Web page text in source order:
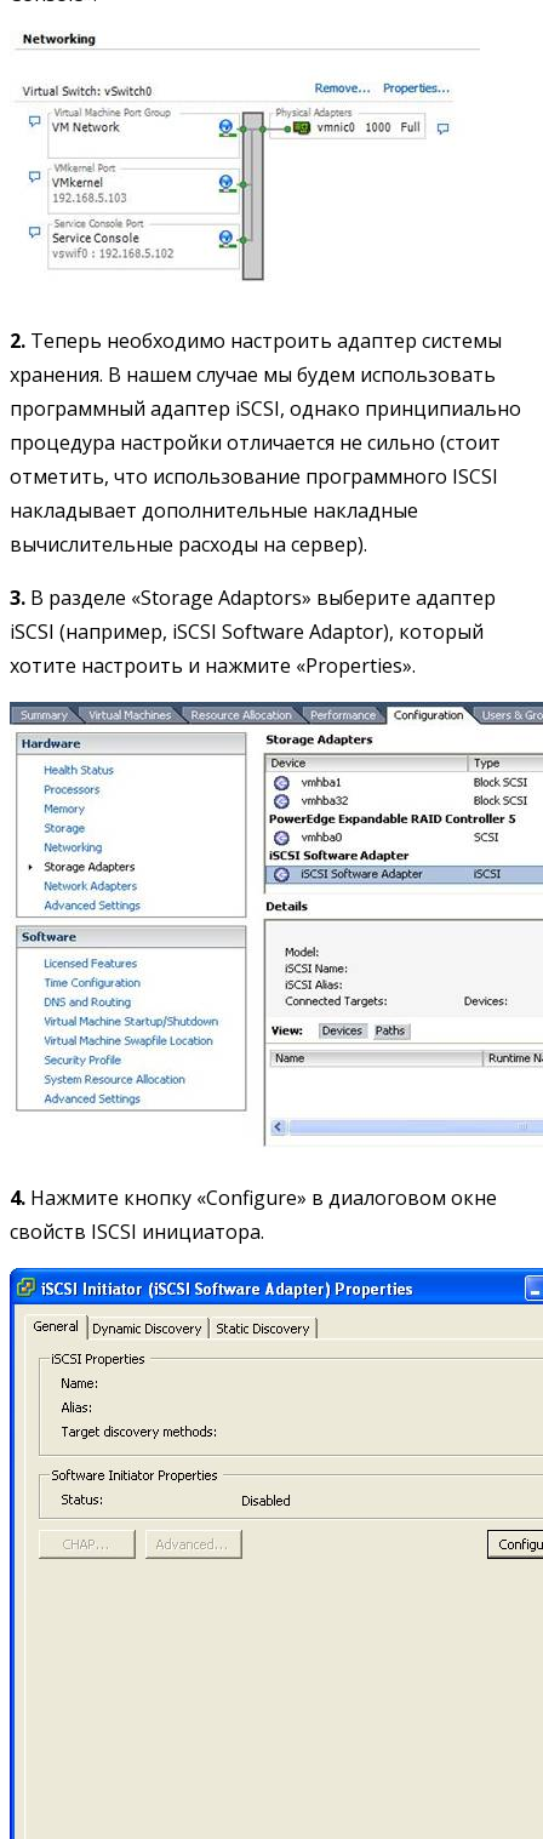
2. Теперь необходимо настроить адаптер системы
хранения. В нашем случае мы будем использовать
программный адаптер iSCSI, однако принципиально
процедура настройки отличается не сильно (стоит
отметить, что использование программного ISCSI
накладывает дополнительные накладные
вычислительные расходы на сервер).
3. В разделе «Storage Adaptors» выберите адаптер
iSCSI (например, iSCSI Software Adaptor), который
хотите настроить и нажмите «Properties».
4. Нажмите кнопку «Configure» в диалоговом окне
свойств ISCSI инициатора.